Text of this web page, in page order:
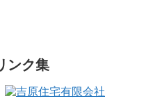
ンク集